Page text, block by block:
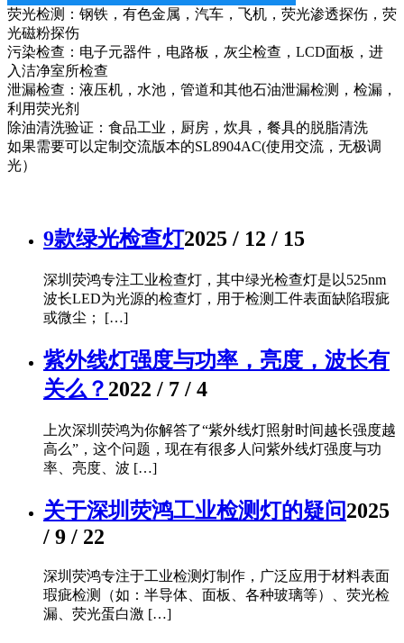
荧光检测：钢铁，有色金属，汽车，飞机，荧光渗透探伤，荧
光磁粉探伤
污染检查：电子元器件，电路板，灰尘检查，LCD面板，进
入洁净室所检查
泄漏检查：液压机，水池，管道和其他石油泄漏检测，检漏，
利用荧光剂
除油清洗验证：食品工业，厨房，炊具，餐具的脱脂清洗
如果需要可以定制交流版本的SL8904AC(使用交流，无极调
光）
9款绿光检查灯2025 / 12 / 15
深圳荧鸿专注工业检查灯，其中绿光检查灯是以525nm
波长LED为光源的检查灯，用于检测工件表面缺陷瑕疵
或微尘； […]
紫外线灯强度与功率，亮度，波长有
关么？ 2022 / 7 / 4
上次深圳荧鸿为你解答了“紫外线灯照射时间越长强度越
高么”，这个问题，现在有很多人问紫外线灯强度与功
率、亮度、波 […]
关于深圳荧鸿工业检测灯的疑问2025
/ 9 / 22
深圳荧鸿专注于工业检测灯制作，广泛应用于材料表面
瑕疵检测（如：半导体、面板、各种玻璃等）、荧光检
漏、荧光蛋白激 […]